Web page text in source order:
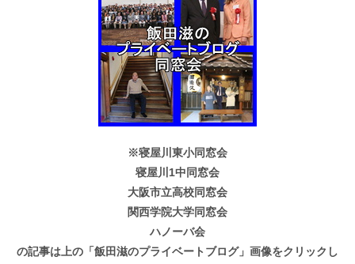
※寝屋川東小同窓会
寝屋川1中同窓会
大阪市立高校同窓会
関西学院大学同窓会
ハノーバ会
の記事は上の「飯田滋のプライベートブログ」画像をクリックし